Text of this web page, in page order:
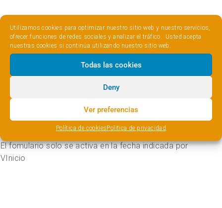
Utilizamos cookies para optimizar nuestro sitio web y nuestro servicios,
ofrecer funciones de redes sociales y analizar el tráfico. Usted acepta
nuestras cookies si continúa utilizando nuestro sitio web.
Todas las cookies
Deny
Ver preferencias
Política de cookiesPolitica de privacidad
Prueba de formulario activado por fechas en Caldera
Forms.
Los capos serán visibles cambiando el valor de Vinicio para
que coincida con la fecha actual
Vinicio
El fomulario solo se activa en la fecha indicada por
VInicio